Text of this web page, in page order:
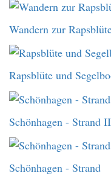
Wandern zur
Rapsblüte und
Schönhagen - Strand II
Schönhagen - Strand